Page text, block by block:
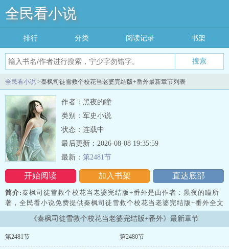
全民看小说
搜索
排行 分类 阅读记录 书架
全民看小说 >秦枫司徒雪救个校花当老婆完结版+番外最新章节列表
作者：黑夜的瞳
类别：军史小说
状态：连载中
开始阅读 加入书架 直达底部
最后更新：2026-08-08 19:35:59
最新： 第2481节
简介:秦枫司徒雪救个校花当老婆完结版+番外是由作者：黑夜的瞳所
著，全民看小说免费提供秦枫司徒雪救个校花当老婆完结版+番外全文
在线阅读。
三秒记住本站：全民看小说 网址：www.qmking.com
《秦枫司徒雪救个校花当老婆完结版+番外》最新章节
第2481节 第2480节